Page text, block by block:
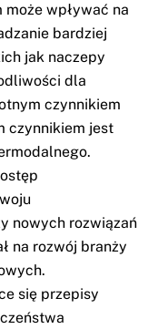
wpływać na
bardziej
jak naczepy
dla
czynnikiem
czynnikiem jest
nowych rozwiązań
na rozwój branży
się przepisy